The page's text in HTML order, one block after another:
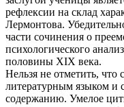
рефлексии на склад
Лермонтова.
части сочинения о
психологического
половины XIX века.
Нельзя не отметить,
литературным языком и
содержанию. Умелое